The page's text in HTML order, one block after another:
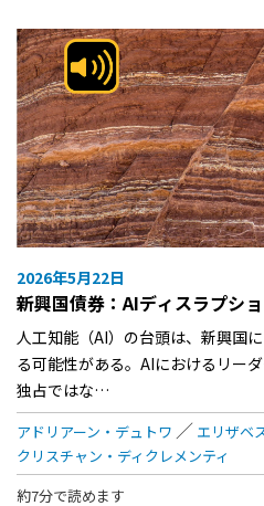
2026年5月22日
新興国債券：AIディスラプシ
人工知能（AI）の台頭は、新興国
る可能性がある。AIにおけるリー
独占ではな…
アドリアーン・デュトワ
エリザベ
クリスチャン・ディクレメンティ
約7分で読めます